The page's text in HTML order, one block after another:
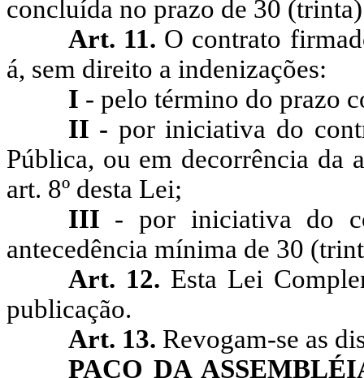
concluída no prazo de 30
Art. 11. O contrato
á, sem direito a indenizações:
I - pelo término do prazo
II - por iniciativa do
Pública, ou em decorrência da
art. 8º desta Lei;
III - por iniciativa do
antecedência mínima de 30
Art. 12. Esta Lei
publicação.
Art. 13. Revogam-se as
PAÇO DA